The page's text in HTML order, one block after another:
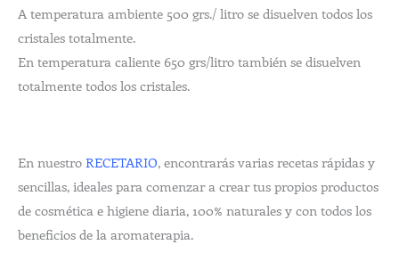
A temperatura ambiente 500 grs./ litro se disuelven todos los
cristales totalmente.
En temperatura caliente 650 grs/litro también se disuelven
totalmente todos los cristales.
En nuestro RECETARIO, encontrarás varias recetas rápidas y
sencillas, ideales para comenzar a crear tus propios productos
de cosmética e higiene diaria, 100% naturales y con todos los
beneficios de la aromaterapia.